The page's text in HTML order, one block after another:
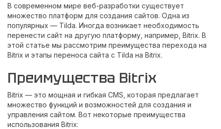
В современном мире веб-разработки существует
множество платформ для создания сайтов. Одна из
популярных — Tilda. Иногда возникает необходимость
перенести сайт на другую платформу, например, Bitrix. В
этой статье мы рассмотрим преимущества перехода на
Bitrix и этапы переноса сайта с Tilda на Bitrix.
Преимущества Bitrix
Bitrix — это мощная и гибкая CMS, которая предлагает
множество функций и возможностей для создания и
управления сайтом. Вот некоторые преимущества
использования Bitrix: